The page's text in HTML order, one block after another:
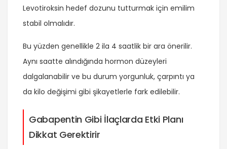
Levotiroksin hedef dozunu tutturmak için emilim
stabil olmalıdır.
Bu yüzden genellikle 2 ila 4 saatlik bir ara önerilir.
Aynı saatte alındığında hormon düzeyleri
dalgalanabilir ve bu durum yorgunluk, çarpıntı ya
da kilo değişimi gibi şikayetlerle fark edilebilir.
Gabapentin Gibi İlaçlarda Etki Planı
Dikkat Gerektirir